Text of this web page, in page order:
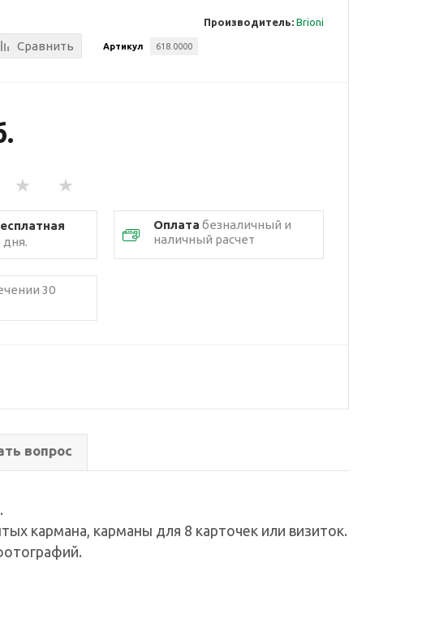
Производитель: Brioni
Сравнить Артикул 618.0000
дня.
Оплата безналичный и
наличный расчет
30
вопрос
кармана, карманы для 8 карточек или визиток.